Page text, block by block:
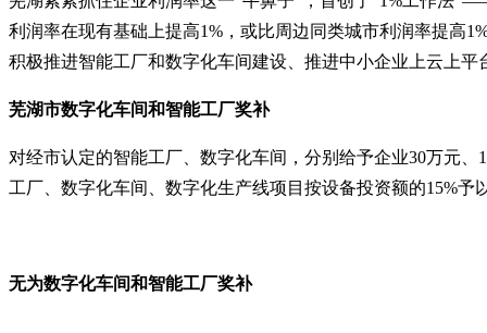
利润率在现有基础上提高1%，或比周边同类城市利润率提高
积极推进智能工厂和数字化车间建设、推进中小企业上云上平
芜湖市数字化车间和智能工厂奖补
对经市认定的智能工厂、数字化车间，分别给予企业30万元、
工厂、数字化车间、数字化生产线项目按设备投资额的15%予
无为数字化车间和智能工厂奖补